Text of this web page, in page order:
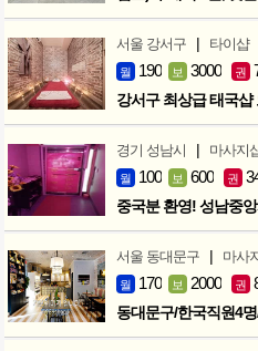
서울 강서구 | 타이샵
월 190 보 3000 권
경기 성남시 | 마사지
월 100 보 600 권
서울 동대문구 | 마사
월 170 보 2000 권
동대문구/한국직원4